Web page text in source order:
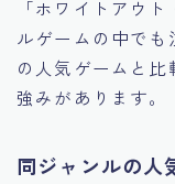
「ホワイトアウ
ルゲームの中で
の人気ゲームと
強みがあります。
同ジャンルの人